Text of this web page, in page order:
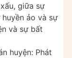
giữa sự
ảo và sự
và sự bất
huyện: Phát